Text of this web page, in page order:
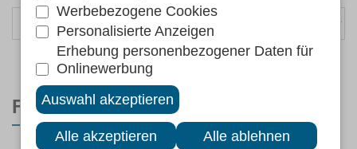
FILTER
Werbebezogene Cookies
Personalisierte Anzeigen
Erhebung personenbezogener Daten für
Onlinewerbung